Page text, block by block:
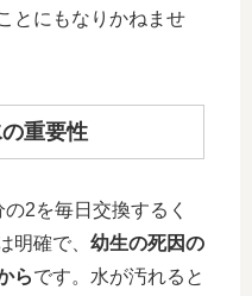
とにもなりかねませ
重要性
2を毎日交換するく
明確で、 幼生の死因の
らです。水が汚れると